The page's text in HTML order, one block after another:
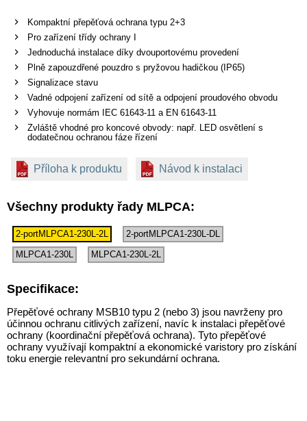
Kompaktní přepěťová ochrana typu 2+3
Pro zařízení třídy ochrany I
Jednoduchá instalace díky dvouportovému provedení
Plně zapouzdřené pouzdro s pryžovou hadičkou (IP65)
Signalizace stavu
Vadné odpojení zařízení od sítě a odpojení proudového obvodu
Vyhovuje normám IEC 61643-11 a EN 61643-11
Zvláště vhodné pro koncové obvody: např. LED osvětlení s
dodatečnou ochranou fáze řízení
Příloha k produktu Návod k instalaci
Všechny produkty řady MLPCA:
2-portMLPCA1-230L-2L
2-portMLPCA1-230L-DL
MLPCA1-230L
MLPCA1-230L-2L
Specifikace:
Přepěťové ochrany MSB10 typu 2 (nebo 3) jsou navrženy pro
účinnou ochranu citlivých zařízení, navíc k instalaci přepěťové
ochrany (koordinační přepěťová ochrana). Tyto přepěťové
ochrany využívají kompaktní a ekonomické varistory pro získání
toku energie relevantní pro sekundární ochrana.